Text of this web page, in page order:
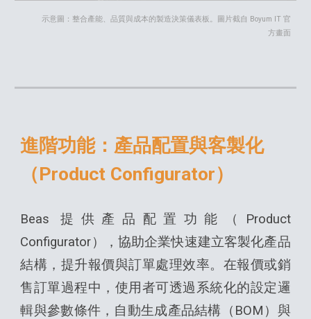
示意圖：整合產能、品質與成本的製造決策儀表板。
圖片截自 Boyum IT 官
方畫面
進階功能：產品配置與客製化
（Product Configurator）
Beas 提供產品配置功能（Product
Configurator），協助企業快速建立客製化產品
結構，提升報價與訂單處理效率。在報價或銷
售訂單過程中，使用者可透過系統化的設定邏
輯與參數條件，自動生成產品結構（BOM）與